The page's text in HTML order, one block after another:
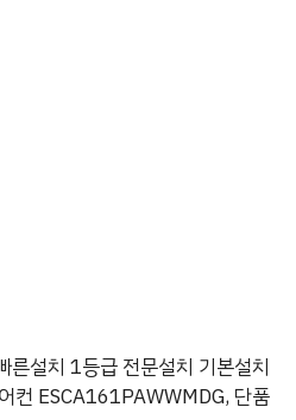
설치 1등급 전문설치 기본설치
컨 ESCA161PAWWMDG, 단품